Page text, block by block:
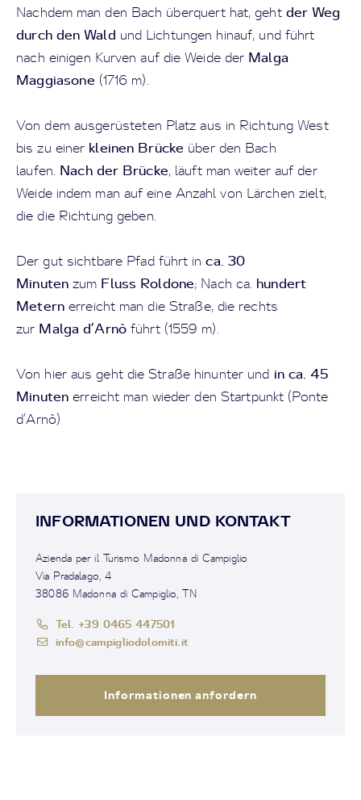
Nachdem man den Bach überquert hat, geht der Weg
durch den Wald und Lichtungen hinauf, und führt
nach einigen Kurven auf die Weide der Malga
Maggiasone (1716 m).
Von dem ausgerüsteten Platz aus in Richtung West
bis zu einer kleinen Brücke über den Bach
laufen. Nach der Brücke, läuft man weiter auf der
Weide indem man auf eine Anzahl von Lärchen zielt,
die die Richtung geben.
Der gut sichtbare Pfad führt inca. 30
Minuten zum Fluss Roldone; Nach ca. hundert
Metern erreicht man die Straße, die rechts
zur Malga d’Arnò führt (1559 m).
Von hier aus geht die Straße hinunter und in ca. 45
Minuten erreicht man wieder den Startpunkt (Ponte
d’Arnò)
INFORMATIONEN UND KONTAKT
Azienda per il Turismo Madonna di Campiglio
Via Pradalago, 4
38086 Madonna di Campiglio, TN
Tel. +39 0465 447501
info@campigliodolomiti.it
Informationen anfordern